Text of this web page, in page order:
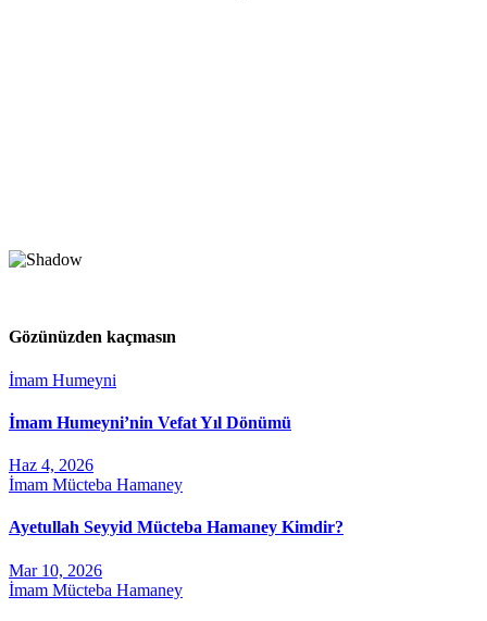
Gözünüzden kaçmasın
İmam Humeyni
İmam Humeyni’nin Vefat Yıl Dönümü
Haz 4, 2026
İmam Mücteba Hamaney
Ayetullah Seyyid Mücteba Hamaney Kimdir?
Mar 10, 2026
İmam Mücteba Hamaney